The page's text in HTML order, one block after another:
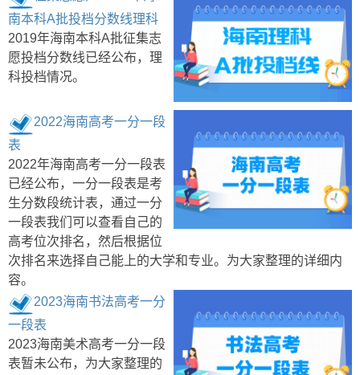
南本科A批投档分数线理科
2019年海南本科A批征集志
愿投档分数线已经公布，理
科投档情况。
2022海南高考一分一段
表
2022年海南高考一分一段表
已经公布，一分一段表是考
生分数段统计表，通过一分
一段表我们可以查看自己的
高考位次排名，然后根据位
次排名来选择自己能上的大学和专业。为大家整理的详细内
容。
2023海南书法高考一分
一段表
2023海南美术高考一分一段
表暂未公布，为大家整理的